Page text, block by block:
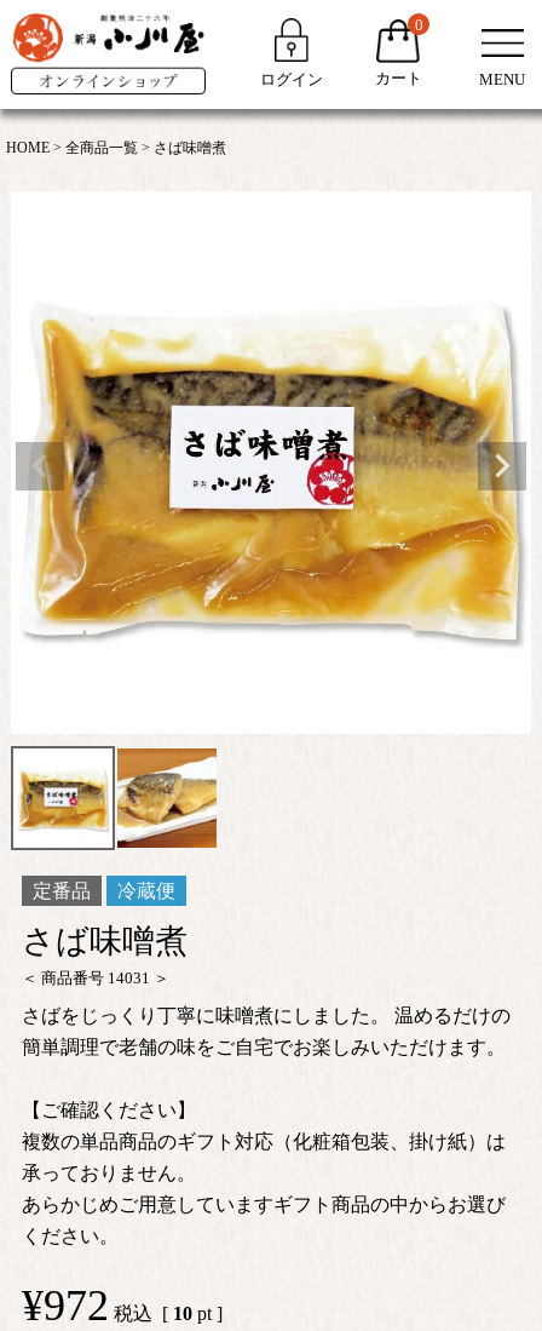
ログイン
0
カート MENU
HOME 全商品一覧 さば味噌煮
定番品 冷蔵便
さば味噌煮
商品番号 14031
さばをじっくり丁寧に味噌煮にしました。 温めるだけの
簡単調理で老舗の味をご自宅でお楽しみいただけます。
【ご確認ください】
複数の単品商品のギフト対応（化粧箱包装、掛け紙）は
承っておりません。
あらかじめご用意していますギフト商品の中からお選び
ください。
¥972 税込 [ 10 pt ]